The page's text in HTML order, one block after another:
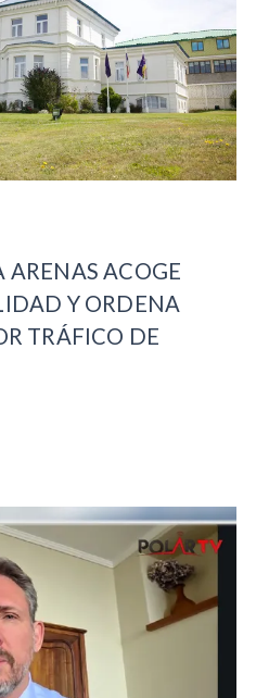
ARENAS ACOGE
Y ORDENA
TRÁFICO DE